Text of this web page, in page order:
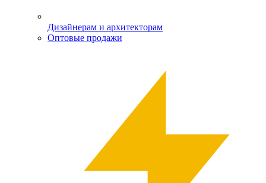
Дизайнерам и архитекторам
Оптовые продажи